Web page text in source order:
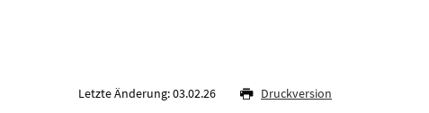
Letzte Änderung: 03.02.26 Druckversion